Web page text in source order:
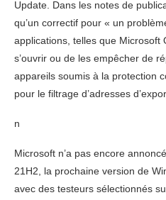
Update. Dans les notes de
qu’un correctif pour « un
applications, telles que Microsoft
s’ouvrir ou de les empêcher de
appareils soumis à la protection
pour le filtrage d’adresses
n
Microsoft n’a pas encore
21H2, la prochaine version de
avec des testeurs sélectionnés